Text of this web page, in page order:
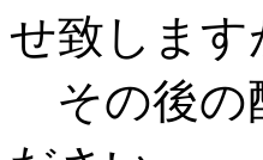
せ致します
その後の